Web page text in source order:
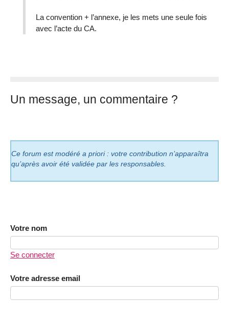
La convention + l’annexe, je les mets une seule fois
avec l’acte du CA.
Un message, un commentaire ?
Ce forum est modéré a priori : votre contribution n’apparaîtra
qu’après avoir été validée par les responsables.
Votre nom
Se connecter
Votre adresse email